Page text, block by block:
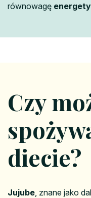
równowagę
Czy
diecie?
Jujube , znane jako